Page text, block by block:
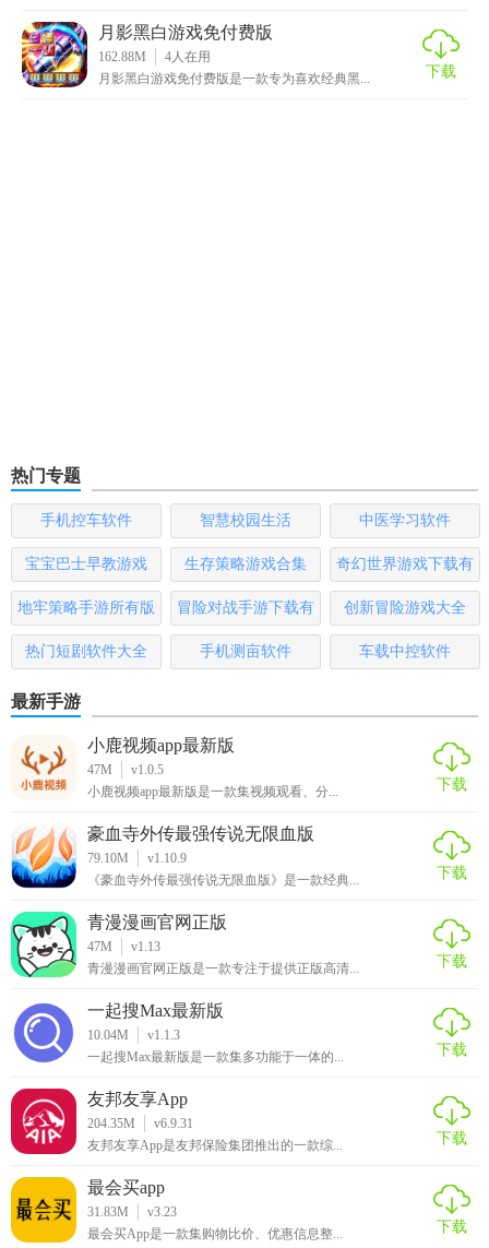
月影黑白游戏免付费版
162.88M 4 人在用
月影黑白游戏免付费版是一款专为喜欢经典黑...
下载
热门专题
手机控车软件 智慧校园生活 中医学习软件
宝宝巴士早教游戏 生存策略游戏合集
奇幻世界游戏下载有
哪些
地牢策略手游所有版
本
冒险对战手游下载有
哪些
创新冒险游戏大全
热门短剧软件大全 手机测亩软件 车载中控软件
最新手游
小鹿视频app最新版
47M
v1.0.5
小鹿视频app最新版是一款集视频观看、分...
下载
豪血寺外传最强传说无限血版
79.10M
v1.10.9
《豪血寺外传最强传说无限血版》是一款经典...
下载
青漫漫画官网正版
47M
v1.13
青漫漫画官网正版是一款专注于提供正版高清...
下载
一起搜Max最新版
10.04M
v1.1.3
一起搜Max最新版是一款集多功能于一体的...
下载
友邦友享App
204.35M
v6.9.31
友邦友享App是友邦保险集团推出的一款综...
下载
最会买app
31.83M
v3.23
最会买App是一款集购物比价、优惠信息整...
下载